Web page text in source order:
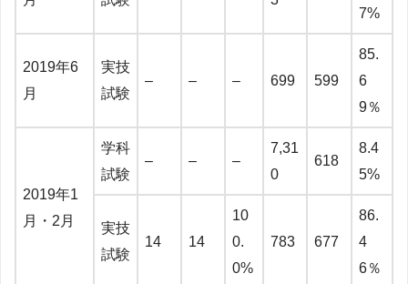
7%
2019年6
月
実技
試験
– – – 699 599
85.
6
9％
2019年1
月・2月
学科
試験
– – –
7,31
0
618
8.4
5%
実技
試験
14 14
10
0.
0%
783 677
86.
4
6％